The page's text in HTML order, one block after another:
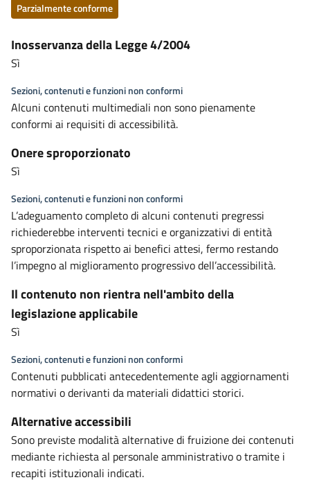
Parzialmente conforme
Inosservanza della Legge 4/2004
Sì
Sezioni, contenuti e funzioni non conformi
Alcuni contenuti multimediali non sono pienamente
conformi ai requisiti di accessibilità.
Onere sproporzionato
Sì
Sezioni, contenuti e funzioni non conformi
L’adeguamento completo di alcuni contenuti pregressi
richiederebbe interventi tecnici e organizzativi di entità
sproporzionata rispetto ai benefici attesi, fermo restando
l’impegno al miglioramento progressivo dell’accessibilità.
Il contenuto non rientra nell'ambito della
legislazione applicabile
Sì
Sezioni, contenuti e funzioni non conformi
Contenuti pubblicati antecedentemente agli aggiornamenti
normativi o derivanti da materiali didattici storici.
Alternative accessibili
Sono previste modalità alternative di fruizione dei contenuti
mediante richiesta al personale amministrativo o tramite i
recapiti istituzionali indicati.